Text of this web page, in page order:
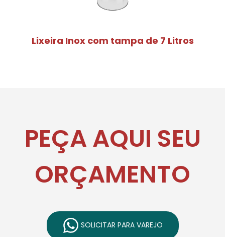
Lixeira Inox com tampa de 7 Litros
PEÇA AQUI SEU
ORÇAMENTO
SOLICITAR PARA VAREJO